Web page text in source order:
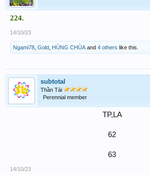
224.
14/10/23
Ngami78 Gold HÙNG CHÙA and 4 others like this.
subtotal
Thần Tài
Perennial member
TP,LA
62
63​
14/10/23